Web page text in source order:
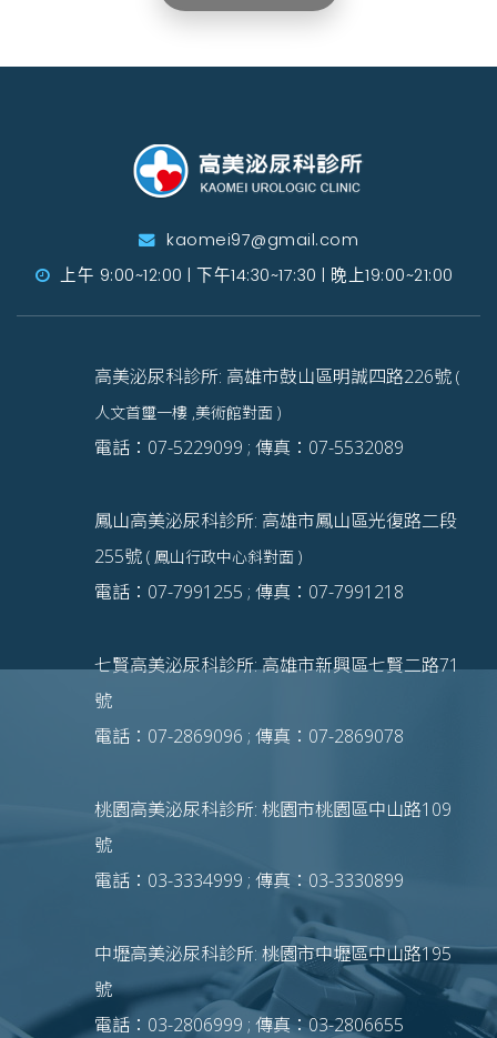
kaomei97@gmail.com
上午 9:00~12:00 | 下午14:30~17:30 | 晚上19:00~21:00
高美泌尿科診所: 高雄市鼓山區明誠四路226號 (
人文首璽一樓 ,美術館對面 )
電話：07-5229099 ; 傳真：07-5532089
鳳山高美泌尿科診所: 高雄市鳳山區光復路二段
255號 ( 鳳山行政中心斜對面 )
電話：07-7991255 ; 傳真：07-7991218
七賢高美泌尿科診所: 高雄市新興區七賢二路71
號
電話：07-2869096 ; 傳真：07-2869078
桃園高美泌尿科診所: 桃園市桃園區中山路109
號
電話：03-3334999 ; 傳真：03-3330899
中壢高美泌尿科診所: 桃園市中壢區中山路195
號
電話：03-2806999 ; 傳真：03-2806655